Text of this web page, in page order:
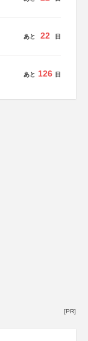
あと 22 日
あと 126 日
[PR]